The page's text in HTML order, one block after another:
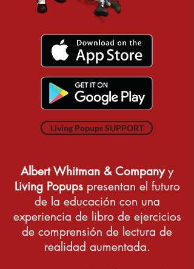
Living Popups SUPPORT
Albert Whitman & Companyy
Living Popupspresentan el futuro
de la educación con una
experiencia de libro de ejercicios
de comprensión de lectura de
realidad aumentada.